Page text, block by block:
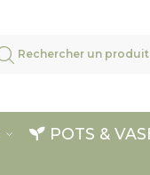
POTS &